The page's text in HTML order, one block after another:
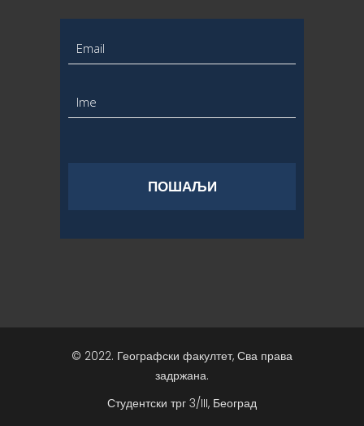
© 2022. Географски факултет, Сва права
задржана.
Студентски трг 3/III, Београд